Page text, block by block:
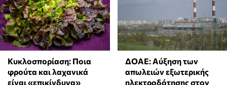
Κυκλοσπορίαση: Ποια
φρούτα και λαχανικά
είναι «επικίνδυνα»
ΔΟΑΕ: Αύξηση των
απωλειών εξωτερικής
ηλεκτροδότησης στον